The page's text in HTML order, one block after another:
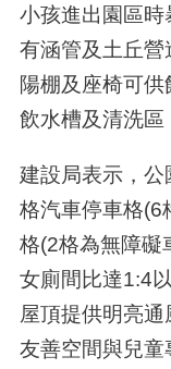
小孩進出園區
有涵管及土丘
陽棚及座椅可
飲水槽及清洗區
建設局表示，
格汽車停車格(6
格(2格為無障礙
女廁間比達1:4
屋頂提供明亮
友善空間與兒童